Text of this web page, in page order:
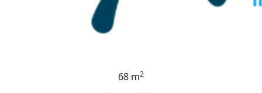
68 m2